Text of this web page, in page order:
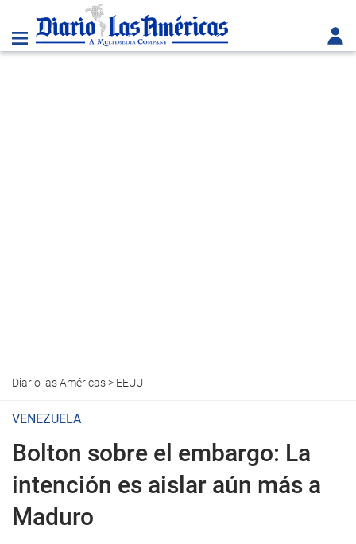
Diario las Américas> EEUU
VENEZUELA
Bolton sobre el embargo: La
intención es aislar aún más a
Maduro